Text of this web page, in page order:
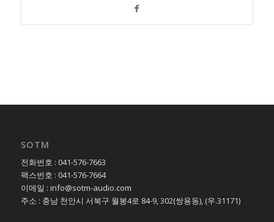
SOTM
전화번호 : 041-576-7663
팩스번호 : 041-576-7664
이메일 : info@sotm-audio.com
주소 : 충남 천안시 서북구 월봉4로 84-9, 302(쌍용동), (우.31171)